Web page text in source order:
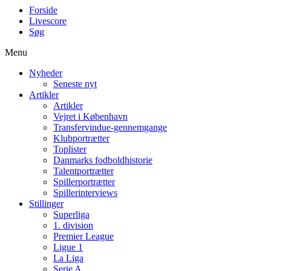
Forside
Livescore
Søg
Menu
Nyheder
Seneste nyt
Artikler
Artikler
Vejret i København
Transfervindue-gennemgange
Klubportrætter
Toplister
Danmarks fodboldhistorie
Talentportrætter
Spillerportrætter
Spillerinterviews
Stillinger
Superliga
1. division
Premier League
Ligue 1
La Liga
Serie A